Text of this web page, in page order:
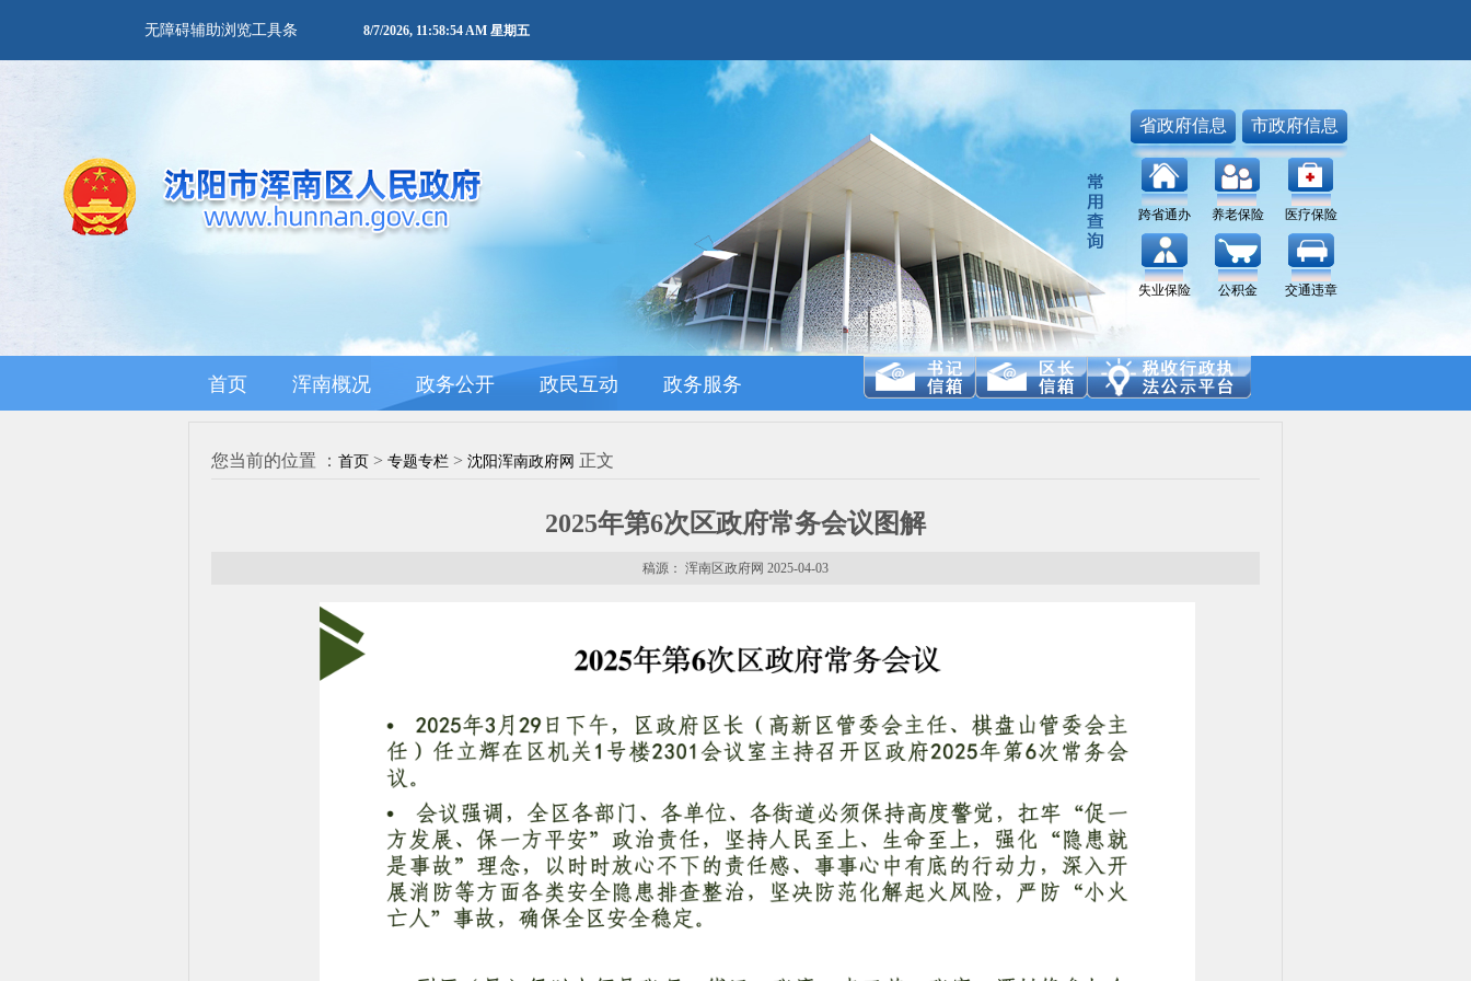
无障碍辅助浏览工具条 8/7/2026, 11:58:54 AM 星期五
省政府信息 市政府信息
跨省通办 养老保险 医疗保险
失业保险 公积金 交通违章
首页 浑南概况 政务公开 政民互动 政务服务
您当前的位置 ： 首页 > 专题专栏 > 沈阳浑南政府网 正文
2025年第6次区政府常务会议图解
稿源： 浑南区政府网 2025-04-03